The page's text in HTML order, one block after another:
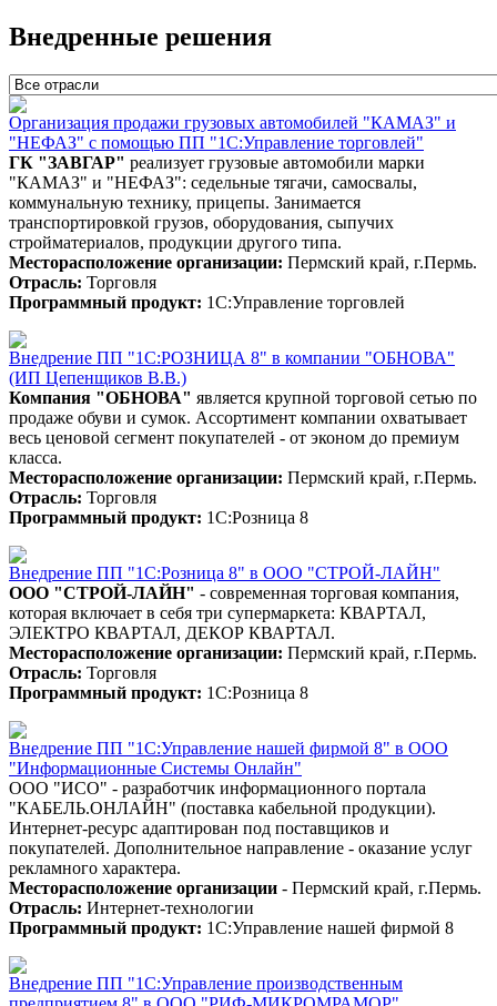
Внедренные решения
Организация продажи грузовых автомобилей "КАМАЗ" и
"НЕФАЗ" с помощью ПП "1С:Управление торговлей"
ГК "ЗАВГАР" реализует грузовые автомобили марки
"КАМАЗ" и "НЕФАЗ": седельные тягачи, самосвалы,
коммунальную технику, прицепы. Занимается
транспортировкой грузов, оборудования, сыпучих
стройматериалов, продукции другого типа.
Месторасположение организации: Пермский край, г.Пермь.
Отрасль: Торговля
Программный продукт: 1С:Управление торговлей
Внедрение ПП "1С:РОЗНИЦА 8" в компании "ОБНОВА"
(ИП Цепенщиков В.В.)
Компания "ОБНОВА" является крупной торговой сетью по
продаже обуви и сумок. Ассортимент компании охватывает
весь ценовой сегмент покупателей - от эконом до премиум
класса.
Месторасположение организации: Пермский край, г.Пермь.
Отрасль: Торговля
Программный продукт: 1С:Розница 8
Внедрение ПП "1С:Розница 8" в ООО "СТРОЙ-ЛАЙН"
ООО "СТРОЙ-ЛАЙН" - современная торговая компания,
которая включает в себя три супермаркета: КВАРТАЛ,
ЭЛЕКТРО КВАРТАЛ, ДЕКОР КВАРТАЛ.
Месторасположение организации: Пермский край, г.Пермь.
Отрасль: Торговля
Программный продукт: 1С:Розница 8
Внедрение ПП "1С:Управление нашей фирмой 8" в ООО
"Информационные Системы Онлайн"
ООО "ИСО" - разработчик информационного портала
"КАБЕЛЬ.ОНЛАЙН" (поставка кабельной продукции).
Интернет-ресурс адаптирован под поставщиков и
покупателей. Дополнительное направление - оказание услуг
рекламного характера.
Месторасположение организации - Пермский край, г.Пермь.
Отрасль: Интернет-технологии
Программный продукт: 1С:Управление нашей фирмой 8
Внедрение ПП "1С:Управление производственным